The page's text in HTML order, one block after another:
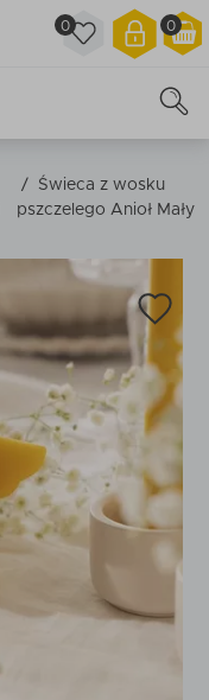
0
0
/ Świeca z wosku
pszczelego Anioł Mały